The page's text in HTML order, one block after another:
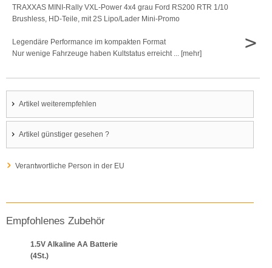
TRAXXAS MINI-Rally VXL-Power 4x4 grau Ford RS200 RTR 1/10
Brushless, HD-Teile, mit 2S Lipo/Lader Mini-Promo
Legendäre Performance im kompakten Format
Nur wenige Fahrzeuge haben Kultstatus erreicht ... [mehr]
>
Artikel weiterempfehlen
Artikel günstiger gesehen ?
Verantwortliche Person in der EU
Empfohlenes Zubehör
1.5V Alkaline AA Batterie
(4St.)